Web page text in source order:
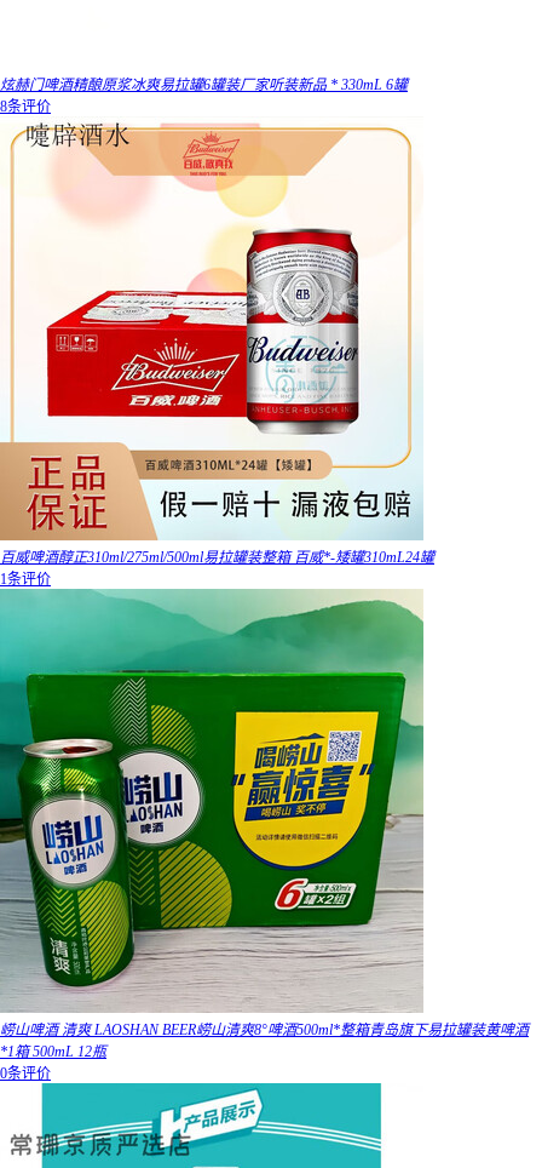
炫赫门啤酒精酿原浆冰爽易拉罐6罐装厂家听装新品 * 330mL 6罐
8条评价
百威啤酒醇正310ml/275ml/500ml易拉罐装整箱 百威*-矮罐310mL24罐
1条评价
崂山啤酒 清爽 LAOSHAN BEER崂山清爽8°啤酒500ml*整箱青岛旗下易拉罐装黄啤酒
*1箱 500mL 12瓶
0条评价